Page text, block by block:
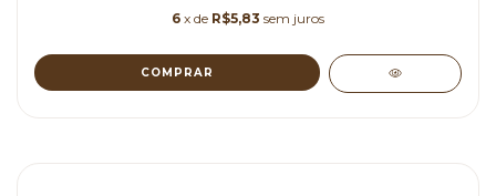
6 x de R$5,83 sem juros